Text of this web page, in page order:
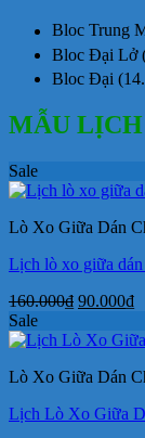
Bloc Trung
Bloc Đại Lở
Bloc Đại
MẪU
Sale
Lò Xo Giữa Dán
Lịch lò xo giữa
160.000₫ Giá
là:
90.000₫
tại
Sale
Lò Xo Giữa Dán
Lịch Lò Xo Giữa